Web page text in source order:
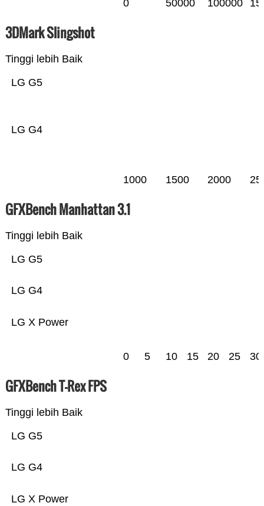
0 50000 100000
3DMark Slingshot
Tinggi lebih Baik
LG G4
LG G5
1000 1500 2000
GFXBench Manhattan 3.1
Tinggi lebih Baik
LG X Power
LG G4
LG G5
0 5 10 15 20 25 30
GFXBench T-Rex FPS
Tinggi lebih Baik
LG X Power
LG G4
LG G5